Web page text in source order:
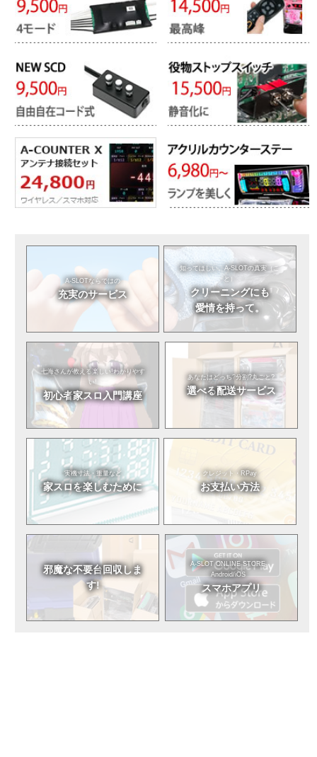
A-SLOTならではの
充実のサービス
知ってほしい。A-SLOTの真実（こ
と）
クリーニングにも
愛情を持って。
七海さんが教える楽しい!わかりやす
い!
初心者家スロ入門講座
あなたはどっち?分割?丸ごと?
選べる配送サービス
実機寸法・重量など
家スロを楽しむために
クレジット・RPay
お支払い方法
邪魔な不要台回収しま
す!
A-SLOT ONLINE STORE
Android/iOS
スマホアプリ